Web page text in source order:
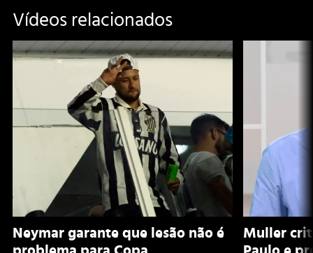
Vídeos relacionados
Neymar garante que lesão não é
Muller